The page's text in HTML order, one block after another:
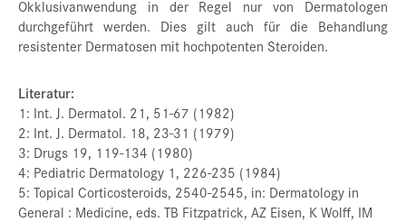
Okklusivanwendung in der Regel nur von Dermatologen
durchgeführt werden. Dies gilt auch für die Behandlung
resistenter Dermatosen mit hochpotenten Steroiden.
Literatur:
1: Int. J. Dermatol. 21, 51-67 (1982)
2: Int. J. Dermatol. 18, 23-31 (1979)
3: Drugs 19, 119-134 (1980)
4: Pediatric Dermatology 1, 226-235 (1984)
5: Topical Corticosteroids, 2540-2545, in: Dermatology in
General : Medicine, eds. TB Fitzpatrick, AZ Eisen, K Wolff, IM